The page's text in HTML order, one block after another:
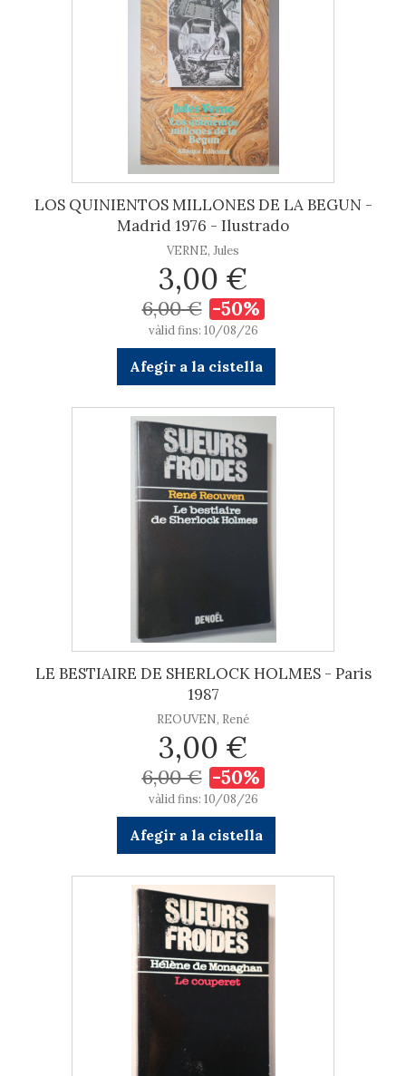
LOS QUINIENTOS MILLONES DE LA BEGUN -
Madrid 1976 - Ilustrado
VERNE, Jules
3,00 €
6,00 € -50%
vàlid fins: 10/08/26
Afegir a la cistella
LE BESTIAIRE DE SHERLOCK HOLMES - Paris
1987
REOUVEN, René
3,00 €
6,00 € -50%
vàlid fins: 10/08/26
Afegir a la cistella